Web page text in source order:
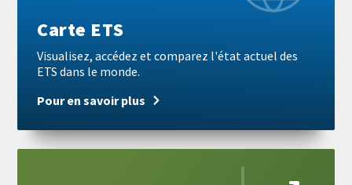
Carte ETS
Visualisez, accédez et comparez l'état actuel des
ETS dans le monde.
Pour en savoir plus